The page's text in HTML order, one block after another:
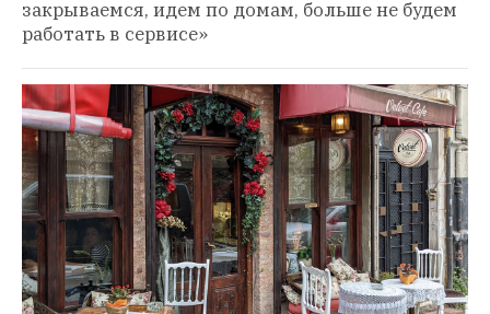
закрываемся, идем по домам, больше не будем
работать в сервисе»